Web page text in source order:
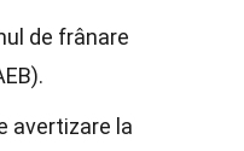
de frânare
avertizare la